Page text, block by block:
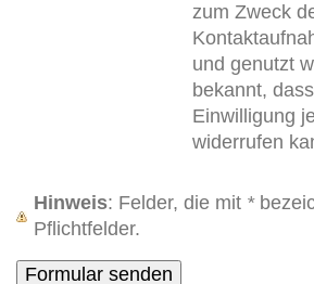
zum Zweck
und genutzt
bekannt,
Einwilligung
widerrufen
Hinweis : Felder, die mit *
Pflichtfelder.